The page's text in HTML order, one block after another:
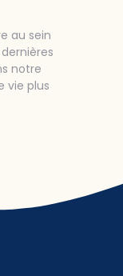
au sein
notre
vie plus